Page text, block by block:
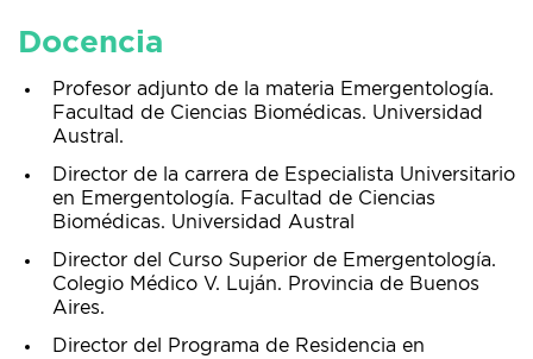
Docencia
Profesor adjunto de la materia Emergentología.
Facultad de Ciencias Biomédicas. Universidad
Austral.
Director de la carrera de Especialista Universitario
en Emergentología. Facultad de Ciencias
Biomédicas. Universidad Austral
Director del Curso Superior de Emergentología.
Colegio Médico V. Luján. Provincia de Buenos
Aires.
Director del Programa de Residencia en